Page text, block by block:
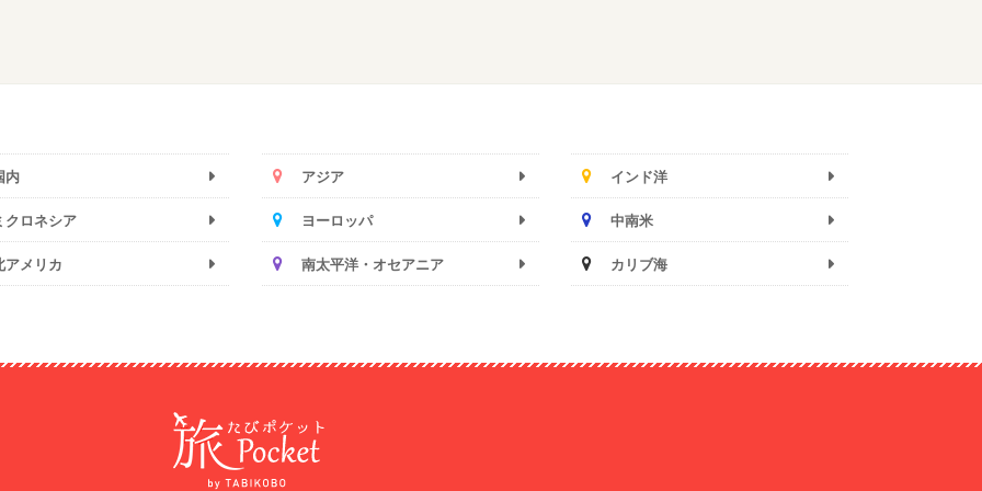
内 アジア インド洋
クロネシア ヨーロッパ 中南米
アメリカ 南太平洋・オセアニア カリブ海